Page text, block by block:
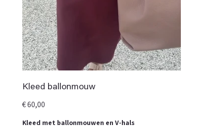
Kleed ballonmouw
Prijs
€ 60,00
Kleed met ballonmouwen en V-hals